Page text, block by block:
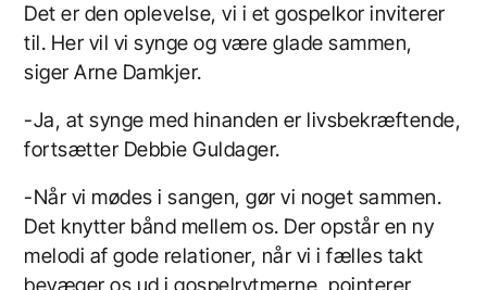
Det er den oplevelse, vi i et gospelkor inviterer
til. Her vil vi synge og være glade sammen,
siger Arne Damkjer.
-Ja, at synge med hinanden er livsbekræftende,
fortsætter Debbie Guldager.
-Når vi mødes i sangen, gør vi noget sammen.
Det knytter bånd mellem os. Der opstår en ny
melodi af gode relationer, når vi i fælles takt
bevæger os ud i gospelrytmerne, pointerer